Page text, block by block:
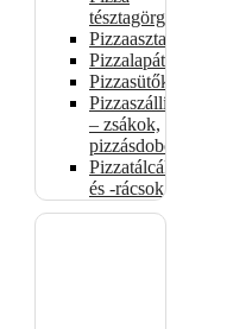
tésztagörgők
Pizzaasztalok
Pizzalapátok
Pizzasütők
Pizzaszállítás
– zsákok,
pizzásdobozok
Pizzatálcák
és -rácsok